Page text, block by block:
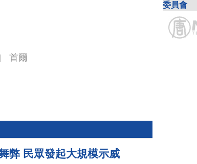
首爾
弊 民眾發起大規模示威
委員會